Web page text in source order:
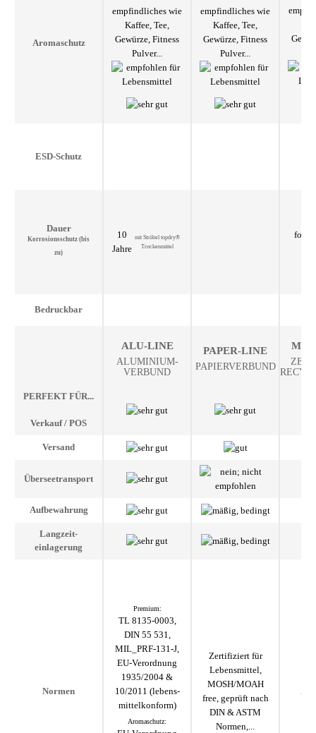
Aroma­schutz
ESD-Schutz
Dauer
Korrosions­schutz (bis
zu)
10
Jahre
mit Ströbel topdry®
Trockenmittel
Bedruckbar
PERFEKT FÜR...
Verkauf / POS
ALU-LINE
ALUMINIUM­
VERBUND
PAPER-LINE
PAPIERVERBUND
Versand
Übersee­transport
Aufbe­wahrung
Langzeit­
einlagerung
Normen
Premium:
TL 8135-0003,
DIN 55 531,
MIL_PRF-131-J,
EU-Verordnung
1935/2004 &
10/2011 (lebens­
mittel­konform)
Aromaschutz:
Zertifiziert für
Lebens­mittel,
MOSH/MOAH
free, geprüft nach
DIN & ASTM
Normen,...
Auf